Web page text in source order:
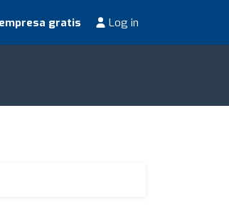
gratis Log in